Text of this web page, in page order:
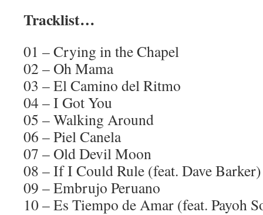
Tracklist…
01 – Crying in the Chapel
02 – Oh Mama
03 – El Camino del Ritmo
04 – I Got You
05 – Walking Around
06 – Piel Canela
07 – Old Devil Moon
08 – If I Could Rule (feat. Dave Barker)
09 – Embrujo Peruano
10 – Es Tiempo de Amar (feat. Payoh